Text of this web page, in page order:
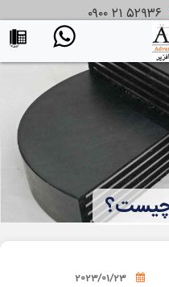
۰۹۰۰ ۲۱ ۵۲۹۳۶
چیست؟
2023/01/23